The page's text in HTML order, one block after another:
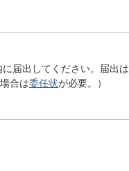
届出してください。届出は
合は委任状が必要。）